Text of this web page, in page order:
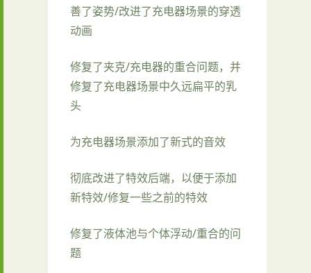
善了姿势/改进了充电器场景的穿透
动画
修复了夹克/充电器的重合问题，并
修复了充电器场景中久远扁平的乳
头
为充电器场景添加了新式的音效
彻底改进了特效后端，以便于添加
新特效/修复一些之前的特效
修复了液体池与个体浮动/重合的问
题